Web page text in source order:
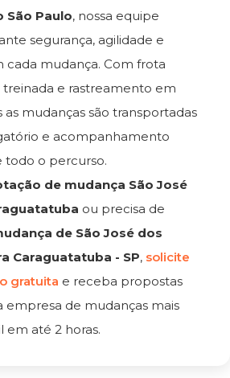
São Paulo, nossa equipe
segurança, agilidade e
cada mudança. Com frota
e rastreamento em
mudanças são transportadas
e acompanhamento
todo o percurso.
de mudança São José
ou precisa de
de São José dos
Caraguatatuba - SP, solicite
gratuita e receba propostas
empresa de mudanças mais
em até 2 horas.